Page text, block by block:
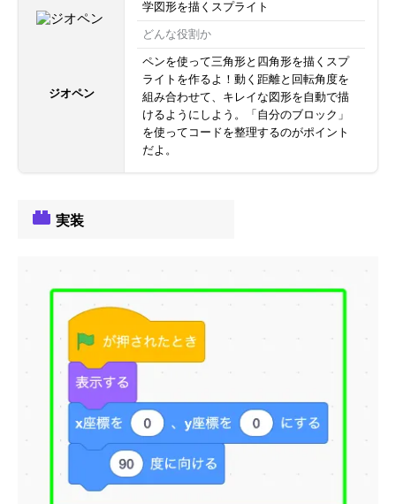
ジオペン
学図形を描くスプライト
どんな役割か
ペンを使って三角形と四角形を描くスプ
ライトを作るよ！動く距離と回転角度を
組み合わせて、キレイな図形を自動で描
けるようにしよう。「自分のブロック」
を使ってコードを整理するのがポイント
だよ。
実装